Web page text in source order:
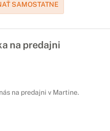
SAMOSTATNE
na predajni
na predajni v Martine.